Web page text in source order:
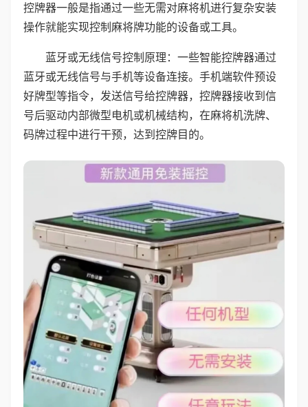
控牌器一般是指通过一些无需对麻将机进行复杂安装
操作就能实现控制麻将牌功能的设备或工具。
蓝牙或无线信号控制原理：一些智能控牌器通过
蓝牙或无线信号与手机等设备连接。手机端软件预设
好牌型等指令，发送信号给控牌器，控牌器接收到信
号后驱动内部微型电机或机械结构，在麻将机洗牌、
码牌过程中进行干预，达到控牌目的。